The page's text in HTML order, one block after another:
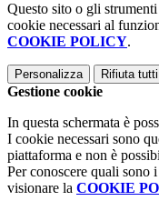
Questo sito o gli
cookie necessari al
COOKIE POLICY.
Personalizza Rifiuta tutti
Gestione cookie
In questa schermata è
I cookie necessari sono
piattaforma e non è
Per conoscere quali sono
visionare la COOKIE